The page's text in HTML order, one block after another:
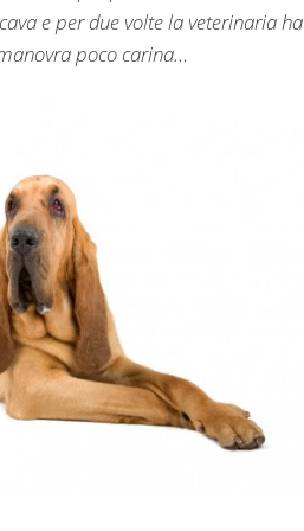
e per due volte la veterinaria ha
poco carina…